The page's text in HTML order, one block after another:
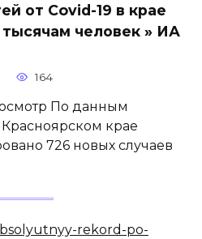
от Covid-19 в крае
человек » ИА
164
По данным
крае
726 новых случаев